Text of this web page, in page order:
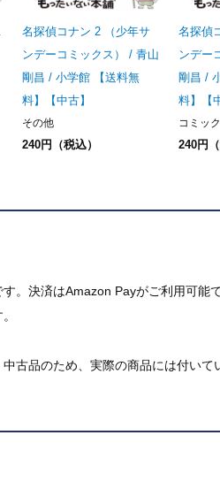
名探偵コナン 2 （少年サ
ンデーコミックス） / 青山
剛昌 / 小学館 【送料無
料】【中古】
その他
240円（税込）
名探偵
ンデー
剛昌 /
料】【
コミック
240円（
。決済はAmazon Payがご利用可能で
古品のため、実際の商品には付いて